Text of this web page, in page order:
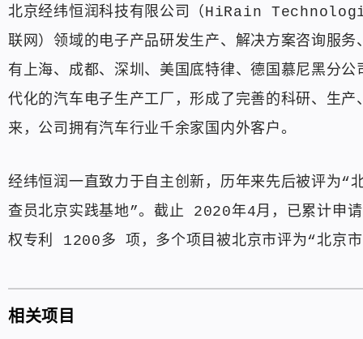
北京经纬恒润科技有限公司（HiRain
联网）领域的电子产品研发生产、解决方案咨询服
有上海、成都、深圳、美国底特律、德国慕尼黑分
代化的汽车电子生产工厂，形成了完善的科研、生
来，公司拥有汽车行业千余家国内外客户。
经纬恒润一直致力于自主创新，历年来先后被评为
查员北京实践基地”。截止 2020年4月，已累计申
权专利 1200多 项，多个项目被北京市评为“北京
相关项目